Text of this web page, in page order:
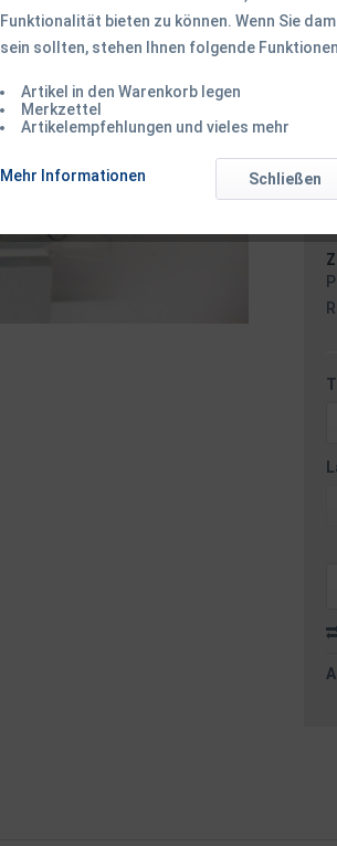
Funktionalität bieten zu können. Wenn Sie
sein sollten, stehen Ihnen folgende
Artikel in den Warenkorb legen
Merkzettel
Artikelempfehlungen und vieles mehr
Mehr Informationen Schließen